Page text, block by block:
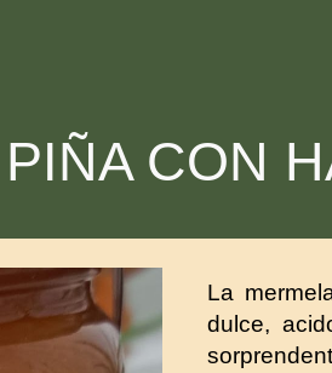
PIÑA CON
La
dulce,